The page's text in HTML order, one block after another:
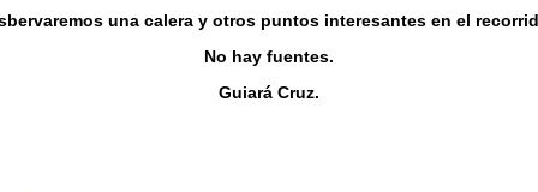
una calera y otros puntos interesantes en el
No hay fuentes.
Guiará Cruz.